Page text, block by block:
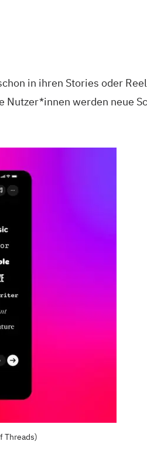
in ihren Stories oder
Nutzer*innen werden neue
Threads)